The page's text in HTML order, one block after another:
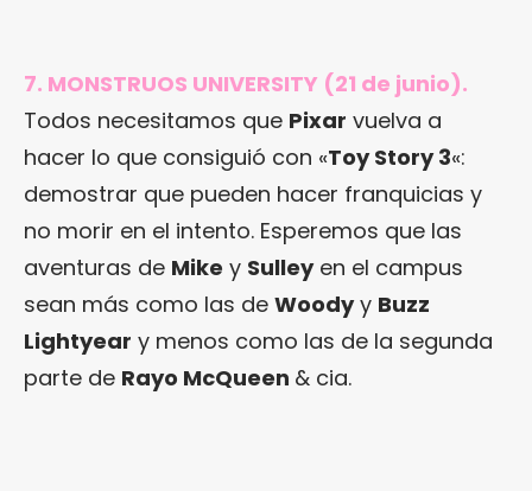
7. MONSTRUOS UNIVERSITY (21 de junio).
Todos necesitamos que Pixar vuelva a
hacer lo que consiguió con «Toy Story 3«:
demostrar que pueden hacer franquicias y
no morir en el intento. Esperemos que las
aventuras de Mike y Sulleyen el campus
sean más como las de Woodyy Buzz
Lightyear y menos como las de la segunda
parte de Rayo McQueen & cia.